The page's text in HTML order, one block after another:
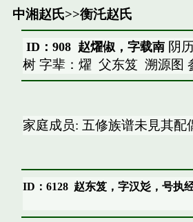
中湘赵氏>>衡汑赵氏
ID：908 赵燿俶，字载南阴
树 字辈：燿 父东笈 溯源图
家庭成员: 五修族谱未見其
ID：6128 赵东笈，字汉彣，号执